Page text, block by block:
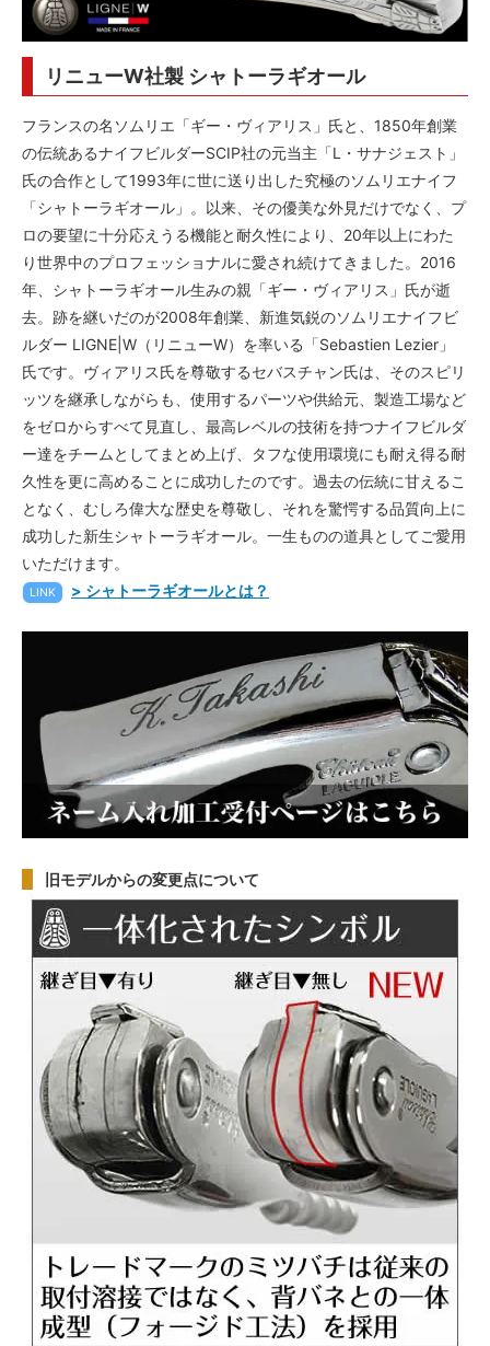
リニューW社製 シャトーラギオール
フランスの名ソムリエ「ギー・ヴィアリス」氏と、1850年創業
の伝統あるナイフビルダーSCIP社の元当主「L・サナジェスト」
氏の合作として1993年に世に送り出した究極のソムリエナイフ
「シャトーラギオール」。以来、その優美な外見だけでなく、プ
ロの要望に十分応えうる機能と耐久性により、20年以上にわた
り世界中のプロフェッショナルに愛され続けてきました。2016
年、シャトーラギオール生みの親「ギー・ヴィアリス」氏が逝
去。跡を継いだのが2008年創業、新進気鋭のソムリエナイフビ
ルダー LIGNE|W（リニューW）を率いる「Sebastien Lezier」
氏です。ヴィアリス氏を尊敬するセバスチャン氏は、そのスピリ
ッツを継承しながらも、使用するパーツや供給元、製造工場など
をゼロからすべて見直し、最高レベルの技術を持つナイフビルダ
ー達をチームとしてまとめ上げ、タフな使用環境にも耐え得る耐
久性を更に高めることに成功したのです。過去の伝統に甘えるこ
となく、むしろ偉大な歴史を尊敬し、それを驚愕する品質向上に
成功した新生シャトーラギオール。一生ものの道具としてご愛用
いただけます。
LINK > シャトーラギオールとは？
旧モデルからの変更点について